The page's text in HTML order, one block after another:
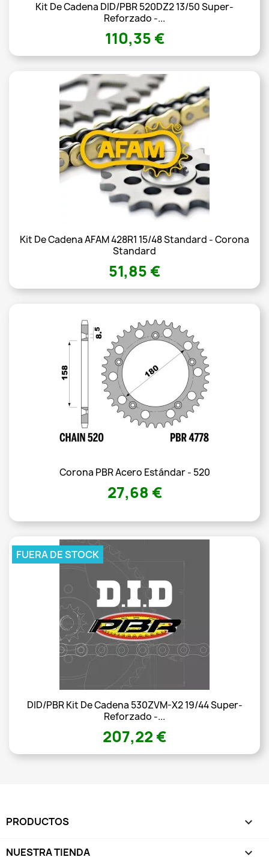
Kit De Cadena DID/PBR 520DZ2 13/50 Super-
Reforzado -...
110,35 €
Kit De Cadena AFAM 428R1 15/48 Standard - Corona
Standard
51,85 €
Corona PBR Acero Estándar - 520
27,68 €
DID/PBR Kit De Cadena 530ZVM-X2 19/44 Super-
Reforzado -...
207,22 €
FUERA DE STOCK
PRODUCTOS 
NUESTRA TIENDA 